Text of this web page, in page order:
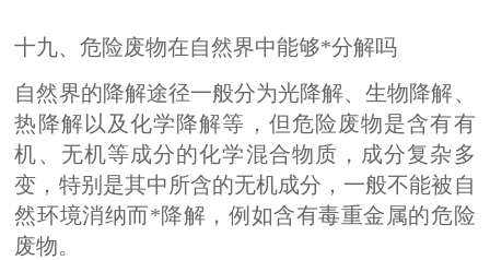
十九、危险废物在自然界中能够*分解吗
自然界的降解途径一般分为光降解、生物降解、
热降解以及化学降解等，但危险废物是含有有
机、无机等成分的化学混合物质，成分复杂多
变，特别是其中所含的无机成分，一般不能被自
然环境消纳而*降解，例如含有毒重金属的危险
废物。